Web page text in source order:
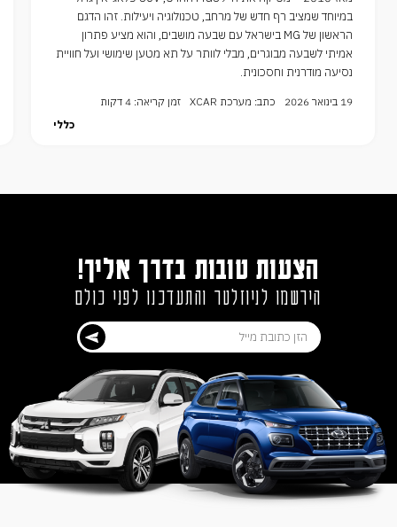
במיוחד שמציב רף חדש של מרחב, טכנולוגיה ויעילות. זהו הדגם
הראשון של MG בישראל עם שבעה מושבים, והוא מציע פתרון
אמיתי לשבעה מבוגרים, מבלי לוותר על תא מטען שימושי ועל חוויית
נסיעה מודרנית וחסכונית.
19 בינואר 2026 כתב: מערכת XCAR
זמן קריאה: 4 דקות
כללי
הצעות טובות בדרך אליך!
הירשמו לניוזלטר והתעדכנו לפני כולם